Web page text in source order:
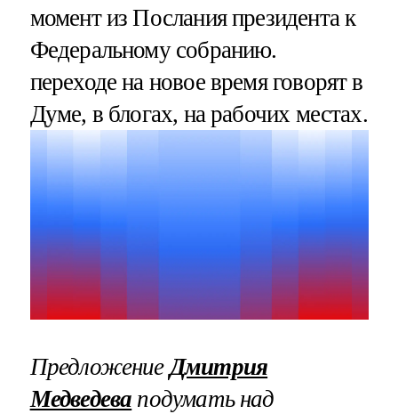
момент из Послания президента к
Федеральному собранию.
переходе на новое время говорят в
Думе, в блогах, на рабочих местах.
ПредложениеДмитрия
Медведева подумать над